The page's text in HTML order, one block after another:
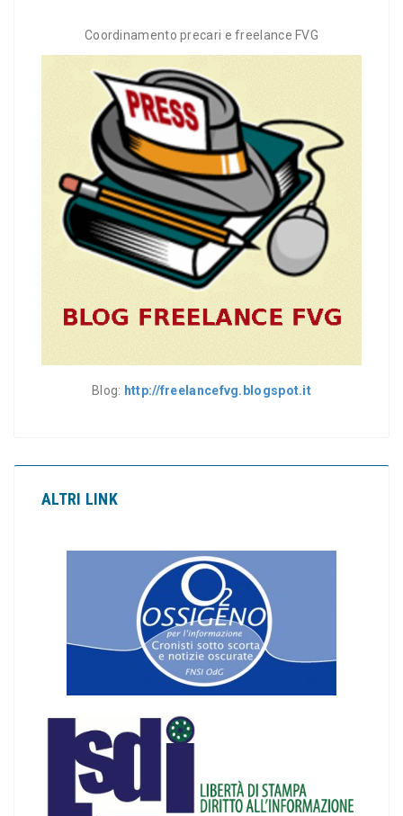
Coordinamento precari e freelance FVG
Blog: http://freelancefvg.blogspot.it
ALTRI LINK